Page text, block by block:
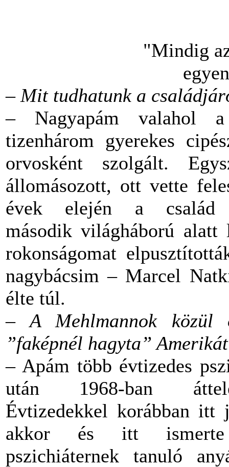
"Mindig
– Mit tudhatunk a
– Nagyapám valahol
tizenhárom gyerekes
orvosként szolgált.
állomásozott, ott vette
évek elején a
második világháború alatt
rokonságomat
nagybácsim – Marcel
élte túl.
– A Mehlmannok
”faképnél hagyta”
– Apám több évtizedes
után 1968-ban
Évtizedekkel korábban itt
akkor és itt
pszichiáternek tanuló